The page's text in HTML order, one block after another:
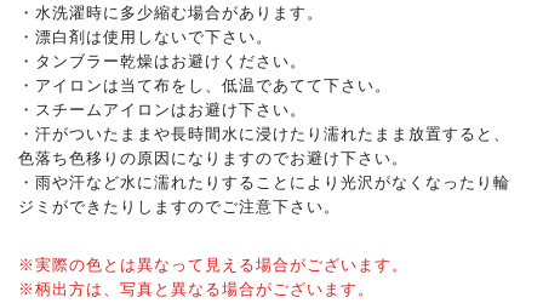
・水洗濯時に多少縮む場合があります。
・漂白剤は使用しないで下さい。
・タンブラー乾燥はお避けください。
・アイロンは当て布をし、低温であてて下さい。
・スチームアイロンはお避け下さい。
・汗がついたままや長時間水に浸けたり濡れたまま放置すると、
色落ち色移りの原因になりますのでお避け下さい。
・雨や汗など水に濡れたりすることにより光沢がなくなったり輪
ジミができたりしますのでご注意下さい。
※実際の色とは異なって見える場合がございます。
※柄出方は、写真と異なる場合がございます。